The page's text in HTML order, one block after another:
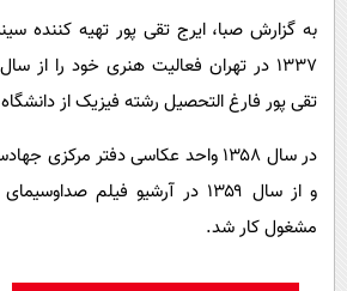
فناوری
گوناگون
حوادث
محیط زیست
آشپزی
تقی پور فارغ التحصیل رشته فیزیک از
در سال ۱۳۵۸ واحد عکاسی دفتر
و از سال ۱۳۵۹ در آرشیو فیلم
مشغول کار شد.